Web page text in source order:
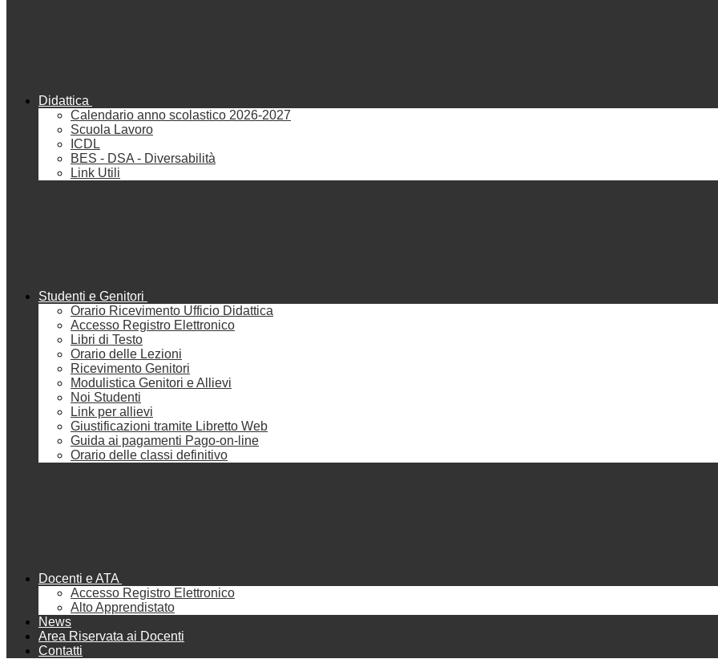
Didattica
Calendario anno scolastico 2026-2027
Scuola Lavoro
ICDL
BES - DSA - Diversabilità
Link Utili
Studenti e Genitori
Orario Ricevimento Ufficio Didattica
Accesso Registro Elettronico
Libri di Testo
Orario delle Lezioni
Ricevimento Genitori
Modulistica Genitori e Allievi
Noi Studenti
Link per allievi
Giustificazioni tramite Libretto Web
Guida ai pagamenti Pago-on-line
Orario delle classi definitivo
Docenti e ATA
Accesso Registro Elettronico
Alto Apprendistato
News
Area Riservata ai Docenti
Contatti